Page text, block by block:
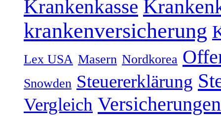
Krankenkasse
krankenversicherung
Lex USA Masern Nordkorea
Snowden Steuererklärung
Vergleich Versicherungen